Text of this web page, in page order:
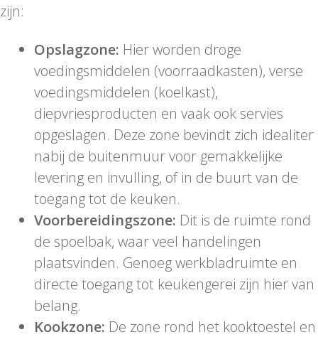
zijn:
Opslagzone: Hier worden droge
voedingsmiddelen (voorraadkasten), verse
voedingsmiddelen (koelkast),
diepvriesproducten en vaak ook servies
opgeslagen. Deze zone bevindt zich idealiter
nabij de buitenmuur voor gemakkelijke
levering en invulling, of in de buurt van de
toegang tot de keuken.
Voorbereidingszone: Dit is de ruimte rond
de spoelbak, waar veel handelingen
plaatsvinden. Genoeg werkbladruimte en
directe toegang tot keukengerei zijn hier van
belang.
Kookzone: De zone rond het kooktoestel en